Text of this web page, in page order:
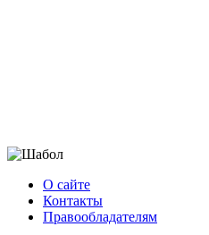
О сайте
Контакты
Правообладателям